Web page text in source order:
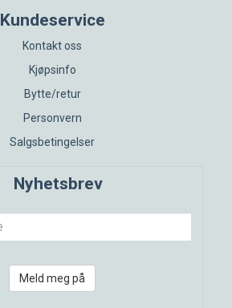
Kundeservice
Kontakt oss
Kjøpsinfo
Bytte/retur
Personvern
Salgsbetingelser
Nyhetsbrev
Meld meg på